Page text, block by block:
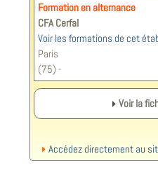
Formation en alternance
CFA Cerfal
Voir les formations de cet
Paris
(75) -
Voir la
Accédez directement au